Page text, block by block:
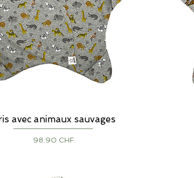
Aperçu rapide
avec animaux sauvages
Prix
98.90 CHF